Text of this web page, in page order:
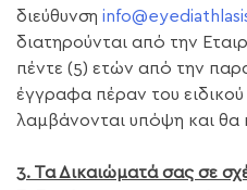
διεύθυνση
διατηρούνται από την
πέντε (5) ετών από την
έγγραφα πέραν του
λαμβάνονται υπόψη και θα
3. Τα Δικαιώματά σας σε